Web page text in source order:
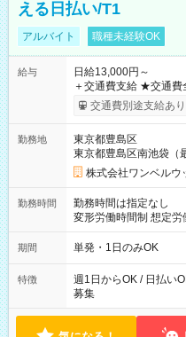
える日払い/T1
アルバイト 職種未経験OK
給与
日給13,000円～
＋交通費支給 ★交通費全額支給！ ┗案件により規定あり ★日払
いOK！（規定あり）
ンビニATMから 日払い分を引
交通費別途支給あり
勤務地
東京都豊島区
東京都豊島区南池袋（
株式会社ワンベルウ
勤務時間
勤務時間は指定なし
変形労働時間制 想定労働時間160時
～21：00
期間 単発・1日のみOK
特徴
週1日からOK / 日払い
募集